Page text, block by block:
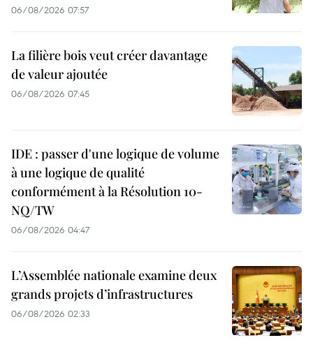
06/08/2026 07:57
La filière bois veut créer davantage
de valeur ajoutée
06/08/2026 07:45
IDE : passer d'une logique de volume
à une logique de qualité
conformément à la Résolution 10-
NQ/TW
06/08/2026 04:47
L’Assemblée nationale examine deux
grands projets d’infrastructures
06/08/2026 02:33